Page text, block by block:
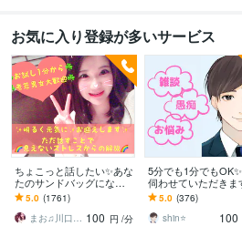
お気に入り登録が多いサービス
ちょこっと話したい✨あな
たのサンドバッグになり
ます 女性も大歓迎✨秘密
厳守☘️話すことでお気持
ちが晴れやかに☘️
5.0 (1761)
まお♫川口茉央♫ 100 円 /分
5分でも1分でも
伺わせていただきま
痴・相談・雑談なん
お話ください♪
5.0 (376)
shin⭐️
100